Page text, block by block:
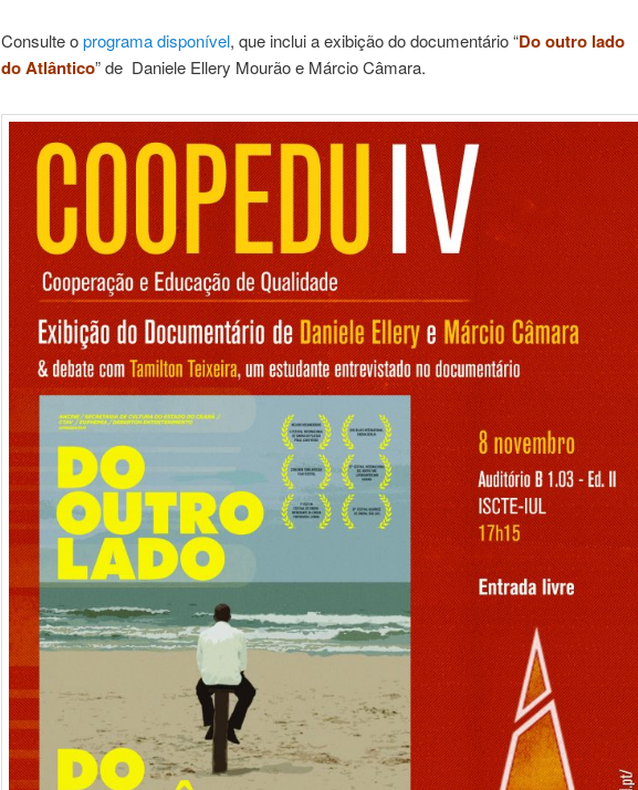
Consulte oprograma disponível, que inclui a exibição do documentário “Do outro lado
do Atlântico” de Daniele Ellery Mourão e Márcio Câmara.